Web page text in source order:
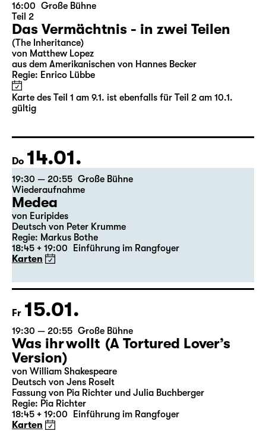
16:00 Große Bühne
Teil 2
Das Vermächtnis - in zwei Teilen
(The Inheritance)
von Matthew Lopez
aus dem Amerikanischen von Hannes Becker
Regie: Enrico Lübbe
Karte des Teil 1 am 9.1. ist ebenfalls für Teil 2 am 10.1.
gültig
Do 14.01.
19:30 — 20:55 Große Bühne
Wiederaufnahme
Medea
von Euripides
Deutsch von Peter Krumme
Regie: Markus Bothe
18:45 + 19:00
Einführung im Rangfoyer
Karten
Fr 15.01.
19:30 — 20:55 Große Bühne
Was ihr wollt (A Tortured Lover’s
Version)
von William Shakespeare
Deutsch von Jens Roselt
Fassung von Pia Richter und Julia Buchberger
Regie: Pia Richter
18:45 + 19:00
Einführung im Rangfoyer
Karten